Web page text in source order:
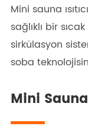
Mini sauna
sağlıklı bir
sirkülasyon
soba
Mini Sauna